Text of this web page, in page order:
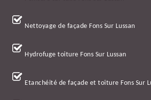
Nettoyage de façade Fons Sur Lussan
Hydrofuge toiture Fons Sur Lussan
Etanchéité de façade et toiture Fons Sur